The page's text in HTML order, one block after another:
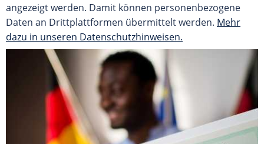
angezeigt werden. Damit können personenbezogene
Daten an Drittplattformen übermittelt werden. Mehr
dazu in unseren Datenschutzhinweisen.